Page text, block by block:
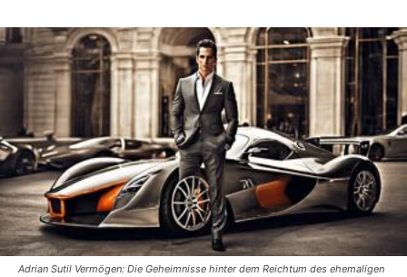
Adrian Sutil Vermögen: Die Geheimnisse hinter dem Reichtum des ehemaligen